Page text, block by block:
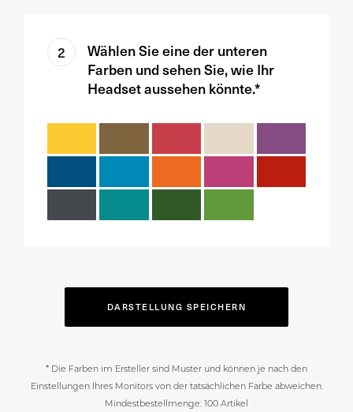
2
Wählen Sie eine der unteren
Farben und sehen Sie, wie Ihr
Headset aussehen könnte.*
DARSTELLUNG SPEICHERN
* Die Farben im Ersteller sind Muster und können je nach den
Einstellungen Ihres Monitors von der tatsächlichen Farbe abweichen.
Mindestbestellmenge: 100 Artikel